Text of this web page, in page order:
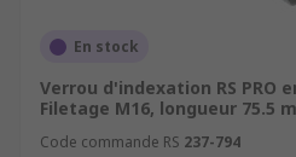
En stock
Verrou d'indexation RS PRO
Filetage M16, longueur 75.5
Code commande RS 237-794